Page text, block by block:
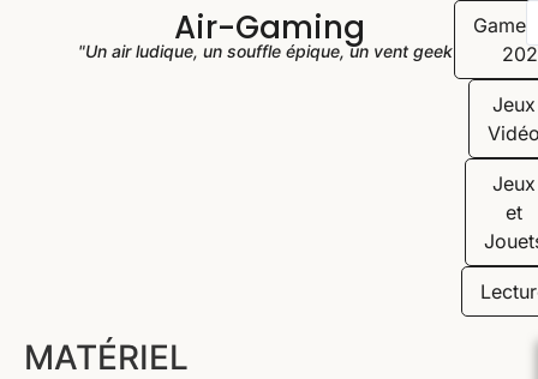
Air-Gaming
"Un air ludique, un souffle épique, un vent geek"
Jeux
Jeux
et
MATÉRIEL